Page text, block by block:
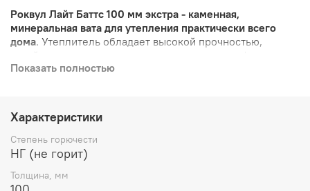
Роквул Лайт Баттс 100 мм экстра - каменная,
минеральная вата для утепления практически всего
дома. Утеплитель обладает высокой прочностью,
склонен к усадке ( свойства каменной ваты, минваты).
стен, отделанных сайдингом, в колодезную кладку и
вент фасад.
Преимущества теплоизоляционного
материала ROCKWOOL:
Показать полностью
Характеристики
Степень горючести
НГ (не горит)
Толщина, мм